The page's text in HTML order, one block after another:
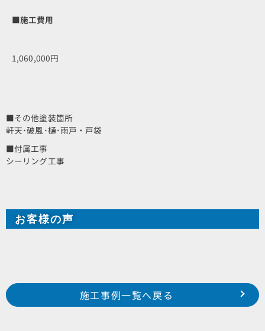
■施工費用
1,060,000円
■その他塗装箇所
軒天･破風･樋･雨戸・戸袋
■付属工事
シーリング工事
お客様の声
Prev
磐田市 見付 H様邸
浜松市 西区 小沢渡町 S様邸
施工事例一覧へ戻る